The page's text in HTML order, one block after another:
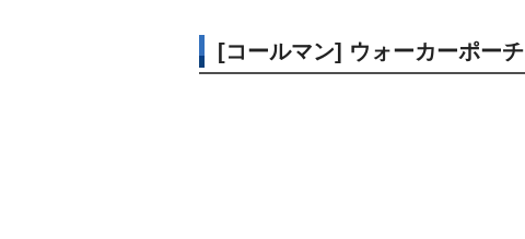
[コールマン] ウォーカーポーチ